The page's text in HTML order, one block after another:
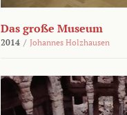
Das große Museum
2014 / Johannes Holzhausen